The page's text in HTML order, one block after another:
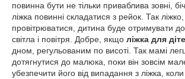
повинна бути не тільки приваблива зовні,
ліжка повинні складатися з рейок. Так
провітрюватися, дитина буде отримувати
світла і повітря. Добре, якщо ліжка для
дном, регульованим по висоті. Так мамі
дотягнутися до малюка, поки він зовсім
убезпечити його від випадання з ліжка, коли